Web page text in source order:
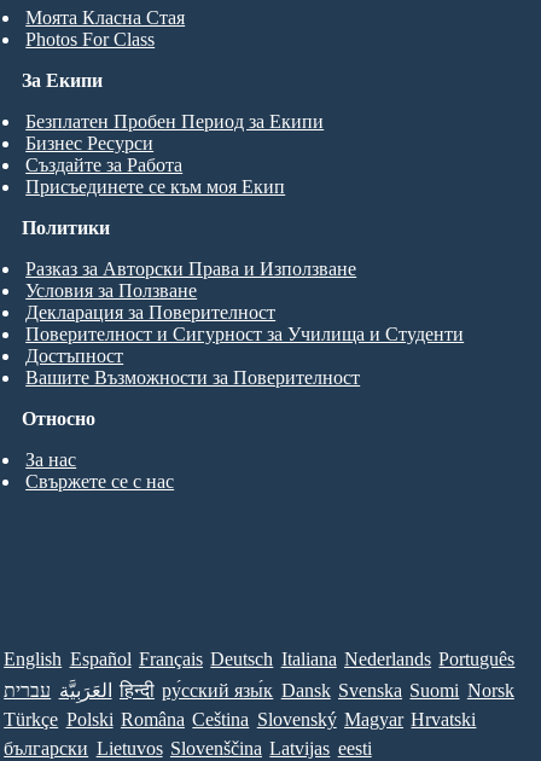
Моята Класна Стая
Photos For Class
За Екипи
Безплатен Пробен Период за Екипи
Бизнес Ресурси
Създайте за Работа
Присъединете се към моя Екип
Относно
За нас
Свържете се с нас
Политики
Разказ за Авторски Права и Използване
Условия за Ползване
Декларация за Поверителност
Поверителност и Сигурност за Училища и Студенти
Достъпност
Вашите Възможности за Поверителност
English Español Français Deutsch Italiana Nederlands Português
עברית العَرَبِيَّة हिन्दी ру́сский язы́к Dansk Svenska Suomi Norsk
Türkçe Polski Româna Ceština Slovenský Magyar Hrvatski
български Lietuvos Slovenščina Latvijas eesti